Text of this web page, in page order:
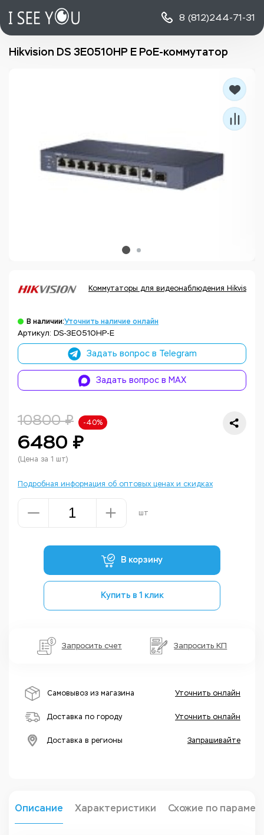
8 (812)244-71-31
Hikvision DS 3E0510HP E PoE-коммутатор
Коммутаторы для видеонаблюдения Hikvision
В наличии:Уточнить наличие онлайн
Артикул: DS-3E0510HP-E
Задать вопрос в Telegram
Задать вопрос в MAX
10800 ₽ -40%
6480 ₽
(Цена за 1 шт)
Подробная информация об оптовых ценах и скидках
шт
В корзину
Купить в 1 клик
Запросить счет Запросить КП
Самовывоз из магазина Уточнить онлайн
Доставка по городу Уточнить онлайн
Доставка в регионы Запрашивайте
Описание Характеристики Схожие по